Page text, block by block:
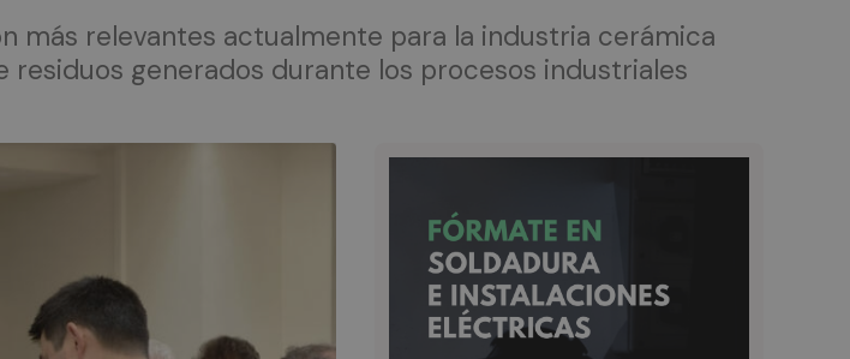
más relevantes actualmente para la industria cerámica
generados durante los procesos industriales